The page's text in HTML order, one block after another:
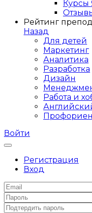
Курсы
Рейтинг
Назад
Для детей
Маркетинг
Аналитика
Разработка
Дизайн
Работа и
Войти
Регистрация
Вход